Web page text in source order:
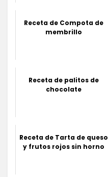
Receta de Compota de
membrillo
Receta de palitos de
chocolate
Receta de Tarta de queso
y frutos rojos sin horno